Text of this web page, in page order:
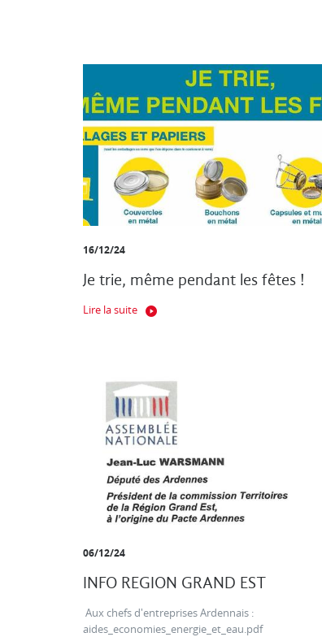
16/12/24
Je trie, même pendant les fêtes !
Lire la suite
06/12/24
INFO REGION GRAND EST
Aux chefs d'entreprises Ardennais :
aides_economies_energie_et_eau.pdf